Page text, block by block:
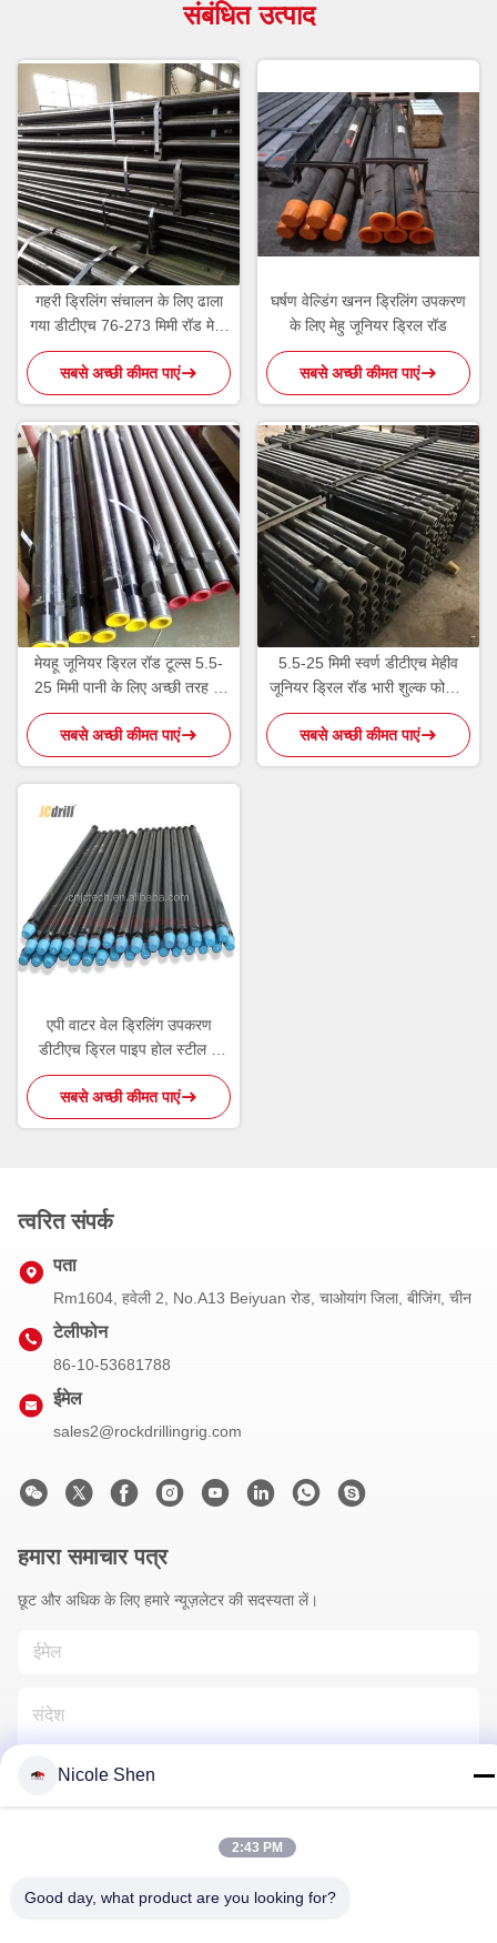
संबंधित उत्पाद
गहरी ड्रिलिंग संचालन के लिए ढाला
गया डीटीएच 76-273 मिमी रॉड मेय्यू
जूनियर ड्रिल रिग टूल्स
सबसे अच्छी कीमत पाएं
घर्षण वेल्डिंग खनन ड्रिलिंग उपकरण
के लिए मेहु जूनियर ड्रिल रॉड
सबसे अच्छी कीमत पाएं
मेयहू जूनियर ड्रिल रॉड टूल्स 5.5-
25 मिमी पानी के लिए अच्छी तरह से
ड्रिलिंग मशीन
सबसे अच्छी कीमत पाएं
5.5-25 मिमी स्वर्ण डीटीएच मेहीव
जूनियर ड्रिल रॉड भारी शुल्क फोर्जिंग
और सटीक ड्रिलिंग के लिए
सबसे अच्छी कीमत पाएं
एपी वाटर वेल ड्रिलिंग उपकरण
डीटीएच ड्रिल पाइप होल स्टील 8
मिमी . नीचे
सबसे अच्छी कीमत पाएं
त्वरित संपर्क
पता
Rm1604, हवेली 2, No.A13 Beiyuan रोड, चाओयांग जिला, बीजिंग, चीन
टेलीफोन
86-10-53681788
ईमेल
sales2@rockdrillingrig.com
हमारा समाचार पत्र
छूट और अधिक के लिए हमारे न्यूज़लेटर की सदस्यता लें।
Nicole Shen
2:43 PM
Good day, what product are you looking for?